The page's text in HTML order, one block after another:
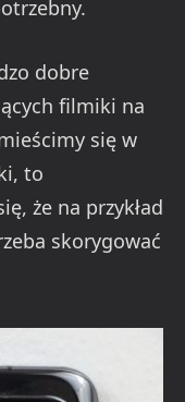
dobre
filmiki na
się w
to
że na przykład
skorygować